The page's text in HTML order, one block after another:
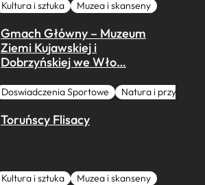
Kultura i sztuka Muzea i skanseny
Gmach Główny – Muzeum
Ziemi Kujawskiej i
Dobrzyńskiej we Wło…
Doswiadczenia Sportowe Natura i przygoda
Toruńscy Flisacy
Kultura i sztuka Muzea i skanseny